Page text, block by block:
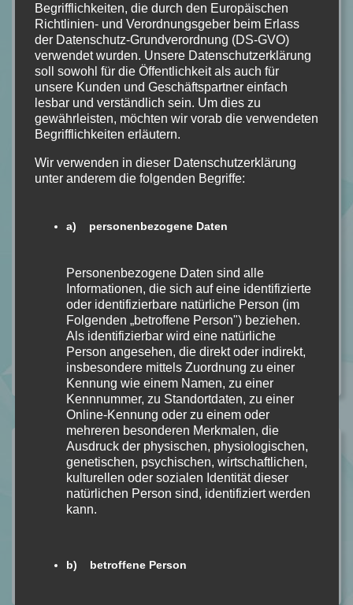
Bildquelle: HarperCollins
Buchdetails
Name:Vergiss mein Nicht
Autor:Karin Slaughter
Seiten:
Verlag:HarperCollins
Hier zu kaufen: Vergiss mein Nicht
#HARPERCOLLINS #KARINSLAUGHTER #THRILLER
#VERGISSMEINNICHT
Kategorie:ALLGEMEIN,REZENSION Kommentare: 0
Ähnliche Beiträge
Anathema von Keri Lake [Dark Fantasy]
In Rezension
BLOOD – Du sollst bereuen Bd. 2 von S. T. Abby
Begrifflichkeiten, die durch den Europäischen
Richtlinien- und Verordnungsgeber beim Erlass
der Datenschutz-Grundverordnung (DS-GVO)
verwendet wurden. Unsere Datenschutzerklärung
soll sowohl für die Öffentlichkeit als auch für
unsere Kunden und Geschäftspartner einfach
lesbar und verständlich sein. Um dies zu
gewährleisten, möchten wir vorab die verwendeten
Begrifflichkeiten erläutern.
Wir verwenden in dieser Datenschutzerklärung
unter anderem die folgenden Begriffe:
a) personenbezogene Daten
Personenbezogene Daten sind alle
Informationen, die sich auf eine identifizierte
oder identifizierbare natürliche Person (im
Folgenden „betroffene Person") beziehen.
Als identifizierbar wird eine natürliche
Person angesehen, die direkt oder indirekt,
insbesondere mittels Zuordnung zu einer
Kennung wie einem Namen, zu einer
Kennnummer, zu Standortdaten, zu einer
Online-Kennung oder zu einem oder
mehreren besonderen Merkmalen, die
Ausdruck der physischen, physiologischen,
genetischen, psychischen, wirtschaftlichen,
kulturellen oder sozialen Identität dieser
natürlichen Person sind, identifiziert werden
kann.
b) betroffene Person